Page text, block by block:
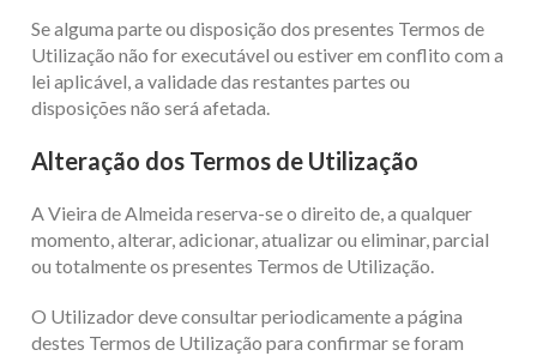
Se alguma parte ou disposição dos presentes Termos de
Utilização não for executável ou estiver em conflito com a
lei aplicável, a validade das restantes partes ou
disposições não será afetada.
Alteração dos Termos de Utilização
A Vieira de Almeida reserva-se o direito de, a qualquer
momento, alterar, adicionar, atualizar ou eliminar, parcial
ou totalmente os presentes Termos de Utilização.
O Utilizador deve consultar periodicamente a página
destes Termos de Utilização para confirmar se foram